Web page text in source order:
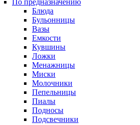
Блюда
Бульонницы
Вазы
Емкости
Кувшины
Ложки
Менажницы
Миски
Молочники
Пепельницы
Пиалы
Подносы
Подсвечники